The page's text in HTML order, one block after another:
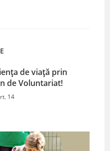
de viață prin
de Voluntariat!
14